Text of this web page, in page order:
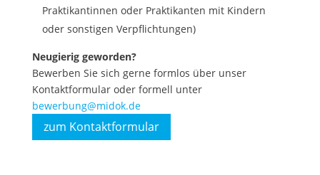
Praktikantinnen oder Praktikanten mit Kindern
oder sonstigen Verpflichtungen)
Neugierig geworden?
Bewerben Sie sich gerne formlos über unser
Kontaktformular oder formell unter
bewerbung@midok.de
zum Kontaktformular